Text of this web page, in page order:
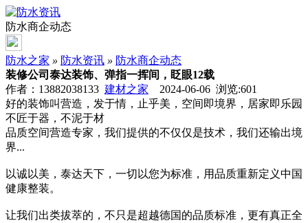
防水商企动态
防水之家 » 防水资讯 » 防水商企动态
装修公司泰达装饰、弹指一挥间，眨眼12载
作者：13882038133 建材之家 2024-06-06 浏览:601
好的装饰叫营造，发于情，止乎美，空间即境界，居家即乐园
不匠于器，不泥于材
品质空间营造专家，我们提供的不仅仅是技术，我们还输出境
界...
以诚以美，泰达天下，一切以您为标准，用品质重新定义中国
健康整装。
让我们出类拔萃的，不只是超越德国的品质标准，更有真正全